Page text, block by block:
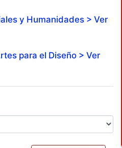
y Humanidades > Ver
para el Diseño > Ver